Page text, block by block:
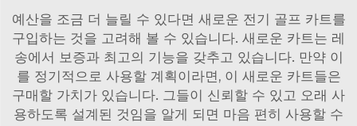
예산을 조금 더 늘릴 수 있다면 새로운 전기 골프 카트를
구입하는 것을 고려해 볼 수 있습니다. 새로운 카트는 레
송에서 보증과 최고의 기능을 갖추고 있습니다. 만약 이
를 정기적으로 사용할 계획이라면, 이 새로운 카트들은
구매할 가치가 있습니다. 그들이 신뢰할 수 있고 오래 사
용하도록 설계된 것임을 알게 되면 마음 편히 사용할 수